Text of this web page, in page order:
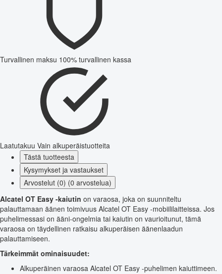
Turvallinen maksu 100% turvallinen kassa
Laatutakuu Vain alkuperäistuotteita
Tästä tuotteesta
Kysymykset ja vastaukset
Arvostelut (0) (0 arvostelua)
Alcatel OT Easy -kaiutin on varaosa, joka on suunniteltu
palauttamaan äänen toimivuus Alcatel OT Easy -mobiililaitteissa. Jos
puhelimessasi on ääni-ongelmia tai kaiutin on vaurioitunut, tämä
varaosa on täydellinen ratkaisu alkuperäisen äänenlaadun
palauttamiseen.
Tärkeimmät ominaisuudet:
Alkuperäinen varaosa Alcatel OT Easy -puhelimen kaiuttimeen.